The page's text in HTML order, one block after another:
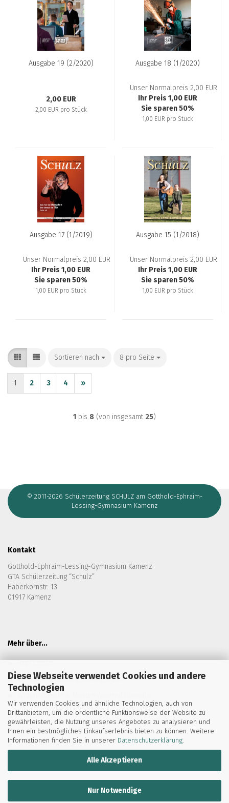
Diese Webseite verwendet Cookies und andere
Technologien
Wir verwenden Cookies und ähnliche Technologien, auch von
Drittanbietern, um die ordentliche Funktionsweise der Website zu
gewährleisten, die Nutzung unseres Angebotes zu analysieren und
Ihnen ein bestmögliches Einkaufserlebnis bieten zu können. Weitere
Informationen finden Sie in unserer Datenschutzerklärung
Alle Akzeptieren
Nur Notwendige
Aus­ga­be 19 (2/2020)
2,00 EUR
2,00 EUR pro Stück
Aus­ga­be 18 (1/2020)
Unser Normalpreis 2,00 EUR
Ihr Preis 1,00 EUR
Sie sparen 50%
1,00 EUR pro Stück
Aus­ga­be 17 (1/2019)
Unser Normalpreis 2,00 EUR
Ihr Preis 1,00 EUR
Sie sparen 50%
1,00 EUR pro Stück
Aus­ga­be 15 (1/2018)
Unser Normalpreis 2,00 EUR
Ihr Preis 1,00 EUR
Sie sparen 50%
1,00 EUR pro Stück
Sortieren nach
Sortieren nach 8 pro Seite
pro Seite
1 2 3 4 »
1 bis 8 (von insgesamt 25)
© 2011-2026 Schülerzeitung SCHULZ am Gotthold-Ephraim-
Lessing-Gymnasium Kamenz
Kontakt
Gotthold-Ephraim-Lessing-Gymnasium Kamenz
GTA Schülerzeitung “Schulz”
Haberkornstr. 13
01917 Kamenz
Mehr über...
Impressum
Versand- & Zahlungsbedingungen
Widerrufsrecht & Muster-Widerrufsformular
AGB
Privatsphäre und Datenschutz
Cookie Einstellungen